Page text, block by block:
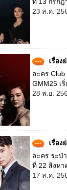
23 ส.ค.
เรื่อง
ละคร
GMM25 เ
28 พ.ย.
เรื่อง
ละคร ระบ
ที่ 22 สิงหา
17 ส.ค.